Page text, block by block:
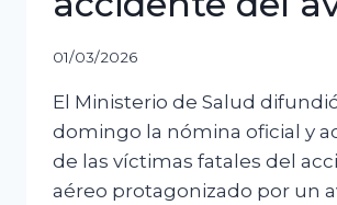
01/03/2026
El Ministerio de Salud
domingo la nómina oficial y
de las víctimas fatales del
aéreo protagonizado por un